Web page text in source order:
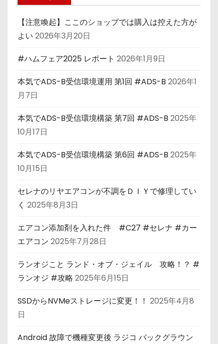
【注意喚起】ここのショップでは購入は控えた方が
よい 2026年3月20日
#ハムフェア2025 レポート 2026年1月9日
本気でADS-B受信環境運用 第1回 #ADS-B 2026年1
月7日
本気でADS-B受信環境構築 第7回 #ADS-B 2025年
10月17日
本気でADS-B受信環境構築 第6回 #ADS-B 2025年
10月15日
セレナのリヤエアコンが不調をＤＩＹで修理してい
く 2025年8月3日
エアコン添加剤を入れた件 #C27 #セレナ #カー
エアコン 2025年7月28日
ランオジこと ランド・オブ・ジェイル 攻略！？ #
ランオジ #攻略 2025年6月15日
SSDからNVMeストレージに変更！！ 2025年4月8
日
Android 故障で機種変更後 ラジコ バックグラウン